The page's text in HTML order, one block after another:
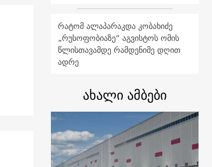
რატომ ალაპარაკდა კობახიძე
„რუსოფობიაზე“ აგვისტოს ომის
წლისთავამდე რამდენიმე დღით
ადრე
ახალი ამბები